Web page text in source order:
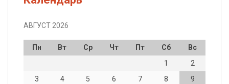
АВГУСТ 2026
Пн Вт Ср Чт Пт Сб
Вс
1
2
3
4 5 6 7 8
9